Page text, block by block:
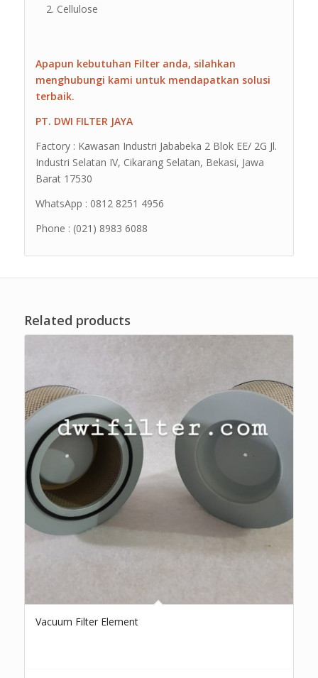
Cellulose
Apapun kebutuhan Filter anda, silahkan
menghubungi kami untuk mendapatkan solusi
terbaik.
PT. DWI FILTER JAYA
Factory : Kawasan Industri Jababeka 2 Blok EE/ 2G Jl.
Industri Selatan IV, Cikarang Selatan, Bekasi, Jawa
Barat 17530
WhatsApp : 0812 8251 4956
Phone : (021) 8983 6088
Related products
Vacuum Filter Element